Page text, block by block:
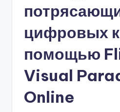
A
цифровых
помощью
Visual
Online